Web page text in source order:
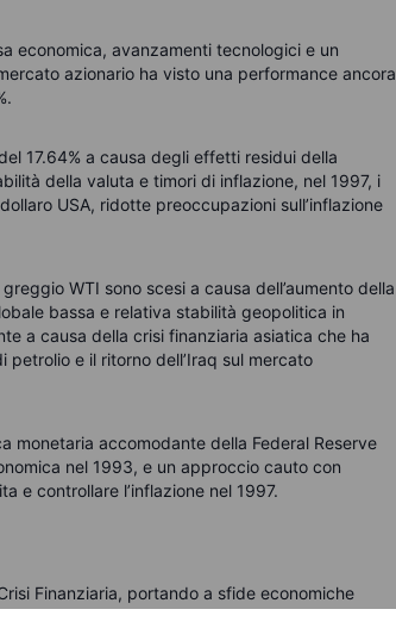
economica, avanzamenti tecnologici e un
azionario ha visto una performance ancora
17.64% a causa degli effetti residui della
della valuta e timori di inflazione, nel 1997, i
USA, ridotte preoccupazioni sull’inflazione
WTI sono scesi a causa dell’aumento della
bassa e relativa stabilità geopolitica in
a causa della crisi finanziaria asiatica che ha
e il ritorno dell’Iraq sul mercato
monetaria accomodante della Federal Reserve
nel 1993, e un approccio cauto con
e controllare l’inflazione nel 1997.
Finanziaria, portando a sfide economiche
di stimolo e riforme finanziarie per